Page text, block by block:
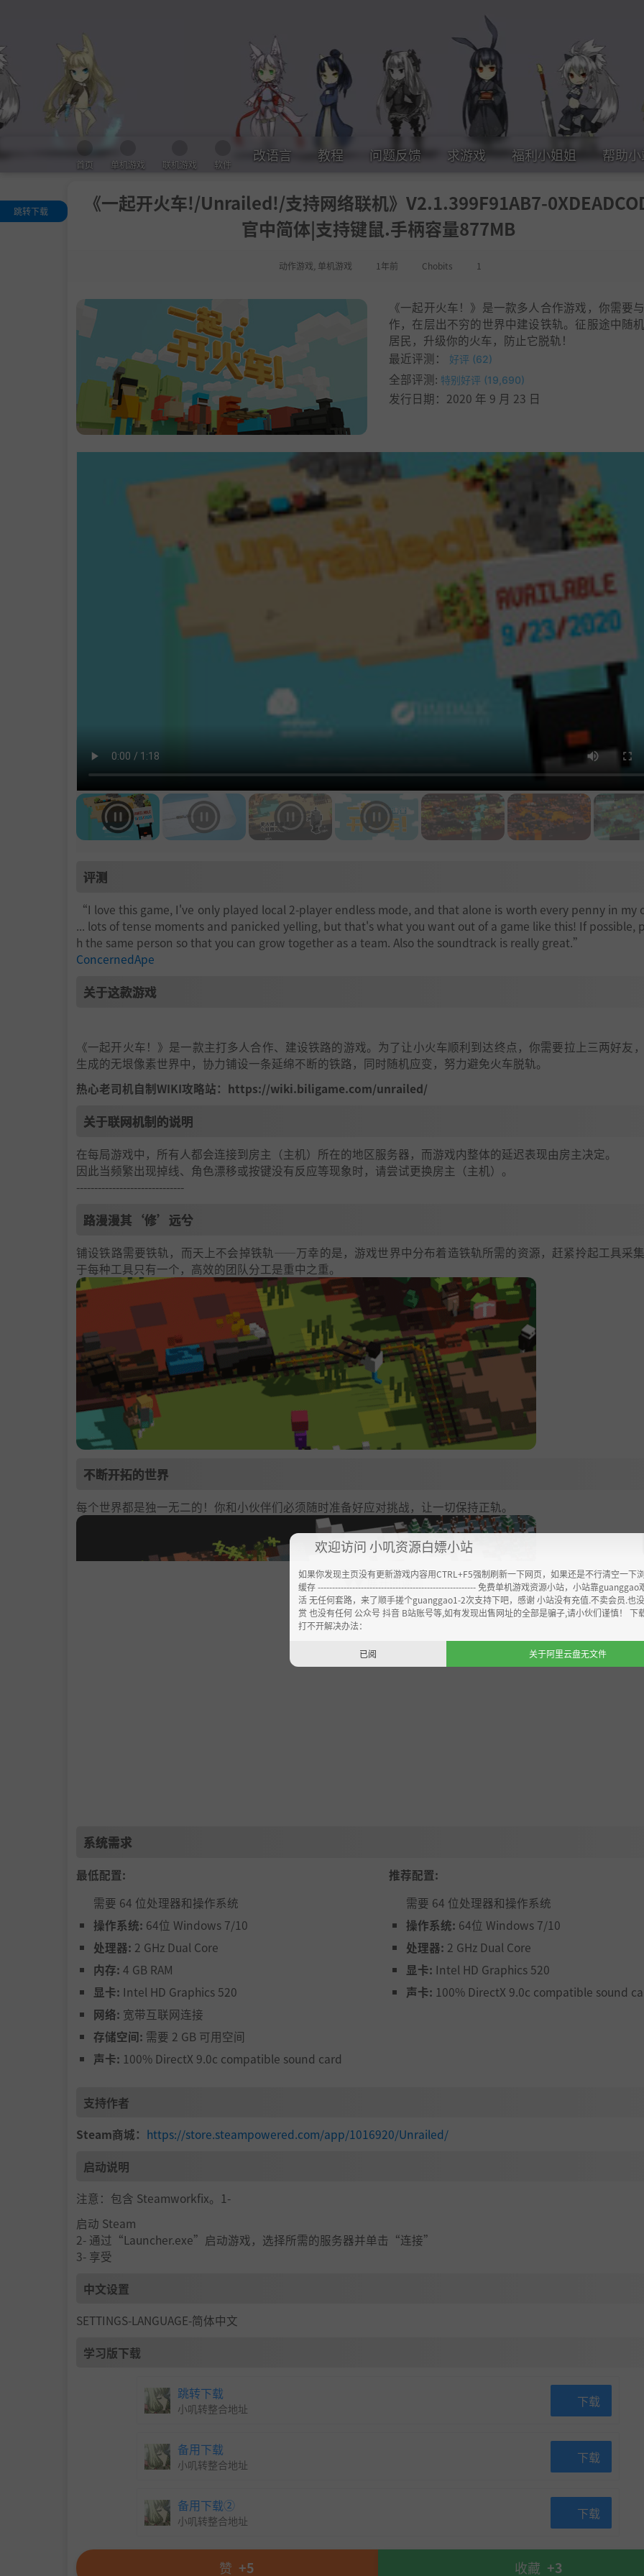
首页 单机游戏 联机游戏 软件
改语言 教程 问题反馈 求游戏 福利小姐姐 帮助
《一起开火车!/Unrailed!/支持网络联机》V2.1.399F91AB7-
官中简体|支持键鼠.手柄容量877MB
动作游戏 单机游戏 1年前 Chobits 1
跳转下载
《一起开火车！》是一款多人合作游戏，你需要
作，在层出不穷的世界中建设铁轨。征服途中随
居民，升级你的火车，防止它脱轨！
最近评测：
好评 (62)
全部评测: 特别好评 (19,690)
发行日期：2020 年 9 月 23 日
评测
“I love this game, I've only played local 2-player endless mode, and that alone is worth every penny in my
... lots of tense moments and panicked yelling, but that's what you want out of a game like this! If possible,
h the same person so that you can grow together as a team. Also the soundtrack is really great.”
ConcernedApe
关于这款游戏
《一起开火车！》是一款主打多人合作、建设铁路的游戏。为了让小火车顺利到达终点，你需要拉上三两好友
生成的无垠像素世界中，协力铺设一条延绵不断的铁路，同时随机应变，努力避免火车脱轨。
热心老司机自制WIKI攻略站：https://wiki.biligame.com/unrailed/
关于联网机制的说明
在每局游戏中，所有人都会连接到房主（主机）所在的地区服务器，而游戏内整体的延迟表现由房主决定。
因此当频繁出现掉线、角色漂移或按键没有反应等现象时，请尝试更换房主（主机）。
------------------------------
路漫漫其‘修’远兮
铺设铁路需要铁轨，而天上不会掉铁轨——万幸的是，游戏世界中分布着造铁轨所需的资源，赶紧拎起工具采
于每种工具只有一个，高效的团队分工是重中之重。
不断开拓的世界
每个世界都是独一无二的！你和小伙伴们必须随时准备好应对挑战，让一切保持正轨。
一起赛火车！
除了最高4人的组队模式，还可以进行2v2的比赛模式，抢先到达车站的队伍即是赢家～
概览
紧张又欢乐的铁路建设体验
关卡难度各不相同的无尽世界
游戏模式：无尽、快速（最多4位玩家）和2v2对抗
不同的地理环境（5种以上）
可解锁的角色
回放系统
简控模式和分控模式
▼▼展开阅读
系统需求
最低配置:
需要 64 位处理器和操作系统
操作系统: 64位 Windows 7/10
处理器: 2 GHz Dual Core
内存: 4 GB RAM
显卡: Intel HD Graphics 520
网络: 宽带互联网连接
存储空间: 需要 2 GB 可用空间
声卡: 100% DirectX 9.0c compatible sound card
推荐配置:
需要 64 位处理器和操作系统
操作系统: 64位 Windows 7/10
处理器: 2 GHz Dual Core
显卡: Intel HD Graphics 520
声卡: 100% DirectX 9.0c compatible sound
支持作者
Steam商城： https://store.steampowered.com/app/1016920/Unrailed/
启动说明
注意：包含 Steamworkfix。1-
启动 Steam
2- 通过“Launcher.exe”启动游戏，选择所需的服务器并单击“连接”
3- 享受
中文设置
SETTINGS-LANGUAGE-简体中文
学习版下载
跳转下载
小叽转整合地址 下载
备用下载
小叽转整合地址 下载
备用下载②
小叽转整合地址 下载
赞 +5 收藏 +3
欢迎访问 小叽资源白嫖小站
如果你发现主页没有更新游戏内容用CTRL+F5强制刷新一下网页，如果还是不行清空一下
缓存 ------------------------------------------------------- 免费单机游戏资源小站，小站靠guanggao
活 无任何套路，来了顺手搓个guanggao1-2次支持下吧，感谢 小站没有充值.不卖会员.也
赏 也没有任何 公众号 抖音 B站账号等,如有发现出售网址的全部是骗子,请小伙们谨慎！ 下
打不开解决办法：
已阅 关于阿里云盘无文件